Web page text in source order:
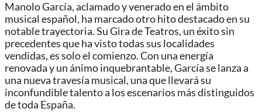
Manolo García, aclamado y venerado en el ámbito
musical español, ha marcado otro hito destacado en su
notable trayectoria. Su Gira de Teatros, un éxito sin
precedentes que ha visto todas sus localidades
vendidas, es solo el comienzo. Con una energía
renovada y un ánimo inquebrantable, García se lanza a
una nueva travesía musical, una que llevará su
inconfundible talento a los escenarios más distinguidos
de toda España.